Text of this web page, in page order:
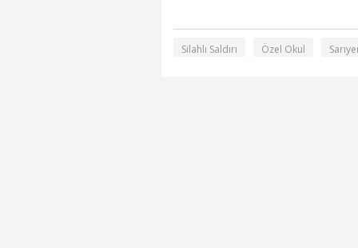
Silahlı Saldırı Özel Okul